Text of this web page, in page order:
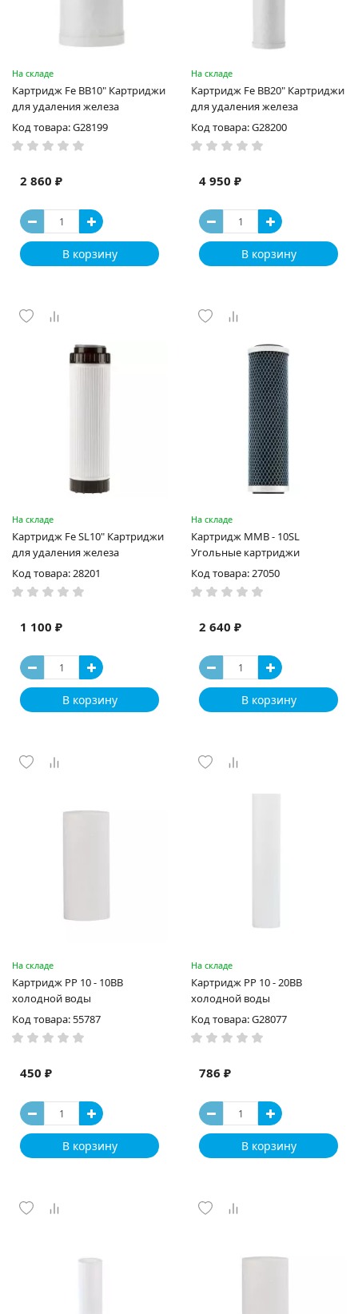
На складе
Картридж Fe BB10" Картриджи
для удаления железа
Код товара: G28199
2 860 ₽
В корзину
На складе
Картридж Fe BB20" Картриджи
для удаления железа
Код товара: G28200
4 950 ₽
В корзину
На складе
Картридж Fe SL10" Картриджи
для удаления железа
Код товара: 28201
1 100 ₽
В корзину
На складе
Картридж MMB - 10SL
Угольные картриджи
Код товара: 27050
2 640 ₽
В корзину
На складе
Картридж PP 10 - 10BB
холодной воды
Код товара: 55787
450 ₽
В корзину
На складе
Картридж PP 10 - 20BB
холодной воды
Код товара: G28077
786 ₽
В корзину